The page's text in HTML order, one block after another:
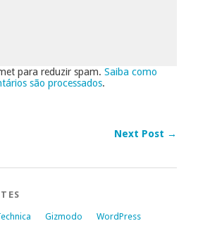
para reduzir spam. Saiba como
são processados.
Next Post →
Gizmodo WordPress